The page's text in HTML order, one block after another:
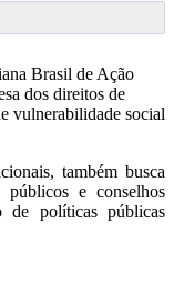
Brasil de Ação
dos direitos de
vulnerabilidade social
também busca
públicos e conselhos
de políticas públicas